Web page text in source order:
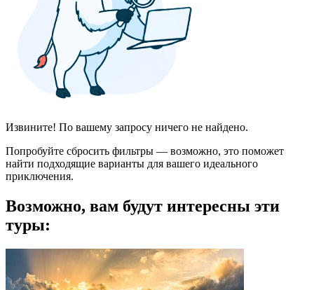
Извините! По вашему запросу ничего не найдено.
Попробуйте сбросить фильтры — возможно, это поможет
найти подходящие варианты для вашего идеального
приключения.
Возможно, вам будут интересны эти
туры: